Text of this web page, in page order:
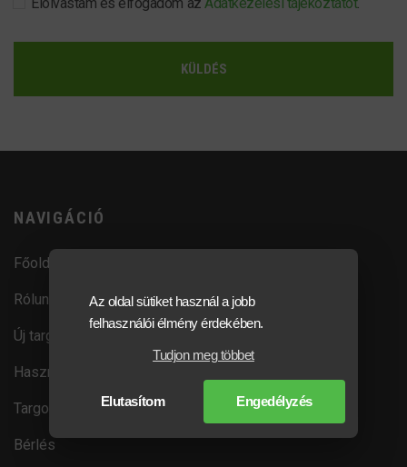
Az oldal sütiket használ a jobb
felhasználói élmény érdekében.
Tudjon meg többet
Elutasítom Engedélyzés
KÜLDÉS
NAVIGÁCIÓ
Főoldal
Rólunk
Új targoncák
Használt targoncák
Targonca típusok
Bérlés